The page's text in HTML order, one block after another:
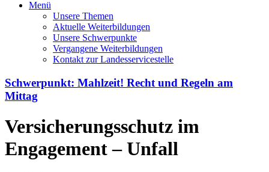
Menü
Unsere Themen
Aktuelle Weiterbildungen
Unsere Schwerpunkte
Vergangene Weiterbildungen
Kontakt zur Landesservicestelle
Schwerpunkt: Mahlzeit! Recht und Regeln am
Mittag
Versicherungsschutz im
Engagement – Unfall